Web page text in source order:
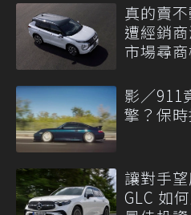
真的賣
遭經銷
市場尋商
影／911
擎？保
讓對手
GLC 如